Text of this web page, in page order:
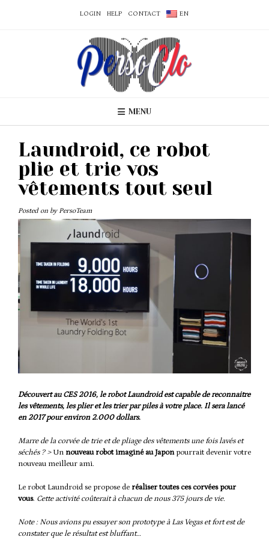
LOGIN HELP CONTACT EN
MENU
Laundroid, ce robot
plie et trie vos
vêtements tout seul
Posted on by PersoTeam
Découvert au CES 2016, le robot Laundroid est capable de reconnaitre
les vêtements, les plier et les trier par piles à votre place. Il sera lancé
en 2017 pour environ 2.000 dollars.
Marre de la corvée de trie et de pliage des vêtements une fois lavés et
séchés ? > Un nouveau robot imaginé au Japonpourrait devenir votre
nouveau meilleur ami.
Le robot Laundroid se propose de réaliser toutes ces corvées pour
vous. Cette activité coûterait à chacun de nous 375 jours de vie.
Note : Nous avions pu essayer son prototype à Las Vegas et fort est de
constater que le résultat est bluffant…